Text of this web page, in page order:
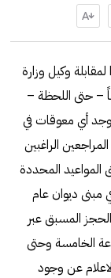
وكيل وزارة
الأحد المقبل بلغ 45 شخصاً – حتى اللحظة –
ولا يوجد أي معوقات في
الراغبين
المواعيد المحددة
مبنى ديوان عام
المسبق عبر
الخامسة وحتى
عن وجود